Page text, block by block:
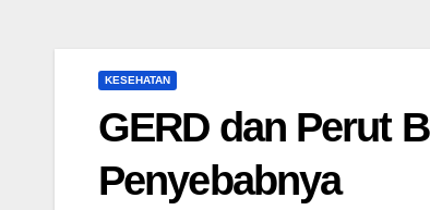
KESEHATAN
GERD dan Perut
Penyebabnya